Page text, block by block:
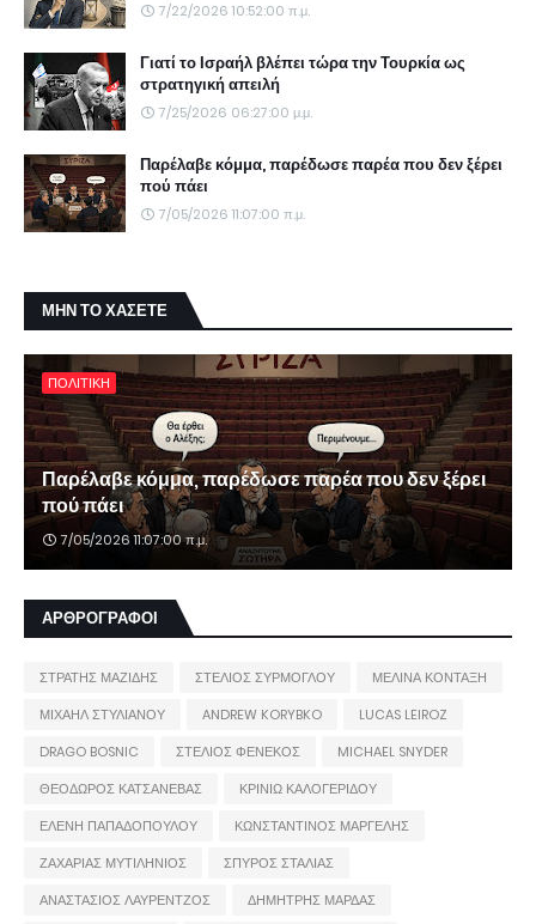
7/22/2026 10:52:00 π.μ.
Γιατί το Ισραήλ βλέπει τώρα την Τουρκία ως
στρατηγική απειλή
7/25/2026 06:27:00 μ.μ.
Παρέλαβε κόμμα, παρέδωσε παρέα που δεν ξέρει
πού πάει
7/05/2026 11:07:00 π.μ.
ΜΗΝ ΤΟ ΧΑΣΕΤΕ
ΠΟΛΙΤΙΚΗ
Παρέλαβε κόμμα, παρέδωσε παρέα που δεν ξέρει
πού πάει
7/05/2026 11:07:00 π.μ.
ΑΡΘΡΟΓΡΑΦΟΙ
ΣΤΡΑΤΗΣ ΜΑΖΙΔΗΣ ΣΤΕΛΙΟΣ ΣΥΡΜΟΓΛΟΥ
ΜΕΛΙΝΑ ΚΟΝΤΑΞΗ
ΜΙΧΑΗΛ ΣΤΥΛΙΑΝΟΥ
ANDREW KORYBKO
LUCAS LEIROZ
DRAGO BOSNIC
ΣΤΕΛΙΟΣ ΦΕΝΕΚΟΣ
MICHAEL SNYDER
ΘΕΟΔΩΡΟΣ ΚΑΤΣΑΝΕΒΑΣ
ΚΡΙΝΙΩ ΚΑΛΟΓΕΡΙΔΟΥ
ΕΛΕΝΗ ΠΑΠΑΔΟΠΟΥΛΟΥ
ΚΩΝΣΤΑΝΤΙΝΟΣ ΜΑΡΓΕΛΗΣ
ΖΑΧΑΡΙΑΣ ΜΥΤΙΛΗΝΙΟΣ
ΣΠΥΡΟΣ ΣΤΑΛΙΑΣ
ΑΝΑΣΤΑΣΙΟΣ ΛΑΥΡΕΝΤΖΟΣ
ΔΗΜΗΤΡΗΣ ΜΑΡΔΑΣ